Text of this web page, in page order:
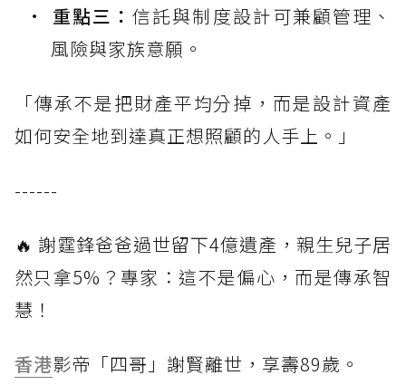
重點三：信託與制度設計可兼顧管理、
風險與家族意願。
「傳承不是把財產平均分掉，而是設計資產
如何安全地到達真正想照顧的人手上。」
------
🔥 謝霆鋒爸爸過世留下4億遺產，親生兒子居
然只拿5%？專家：這不是偏心，而是傳承智
慧！
香港影帝「四哥」謝賢離世，享壽89歲。